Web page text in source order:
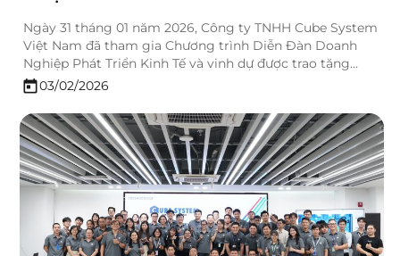
NGHIỆP FDI PHÁT TRIỂN VỮNG MẠNH
NĂM 2025
Ngày 31 tháng 01 năm 2026, Công ty TNHH Cube System
Việt Nam đã tham gia Chương trình Diễn Đàn Doanh
Nghiệp Phát Triển Kinh Tế và vinh dự được trao tặng
Bằng chứng nhận “TOP 10 Doanh nghiệp FDI Phát triển
Bền vững năm 2025”. Giải thưởng danh giá này do Viện
Những Vấn…
03/02/2026